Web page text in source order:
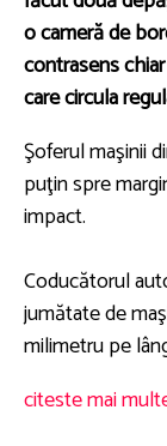
o cameră de
contrasens
care circula
Şoferul maşinii
puţin spre
impact.
Coducătorul
jumătate de
milimetru pe
citeste mai